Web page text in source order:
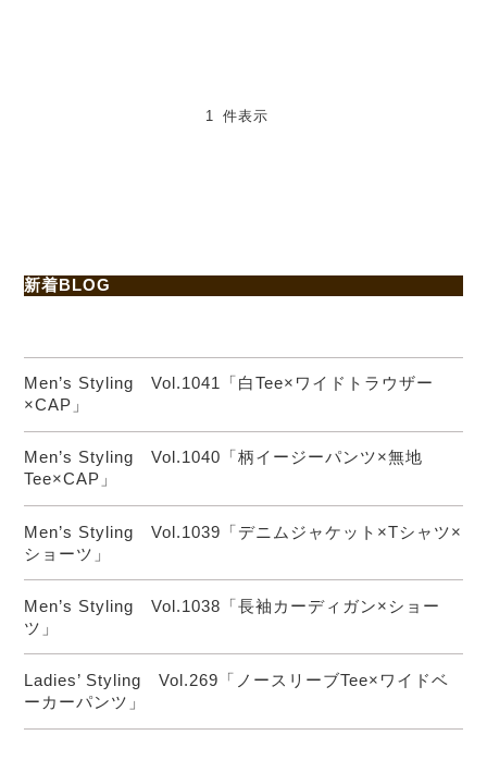
1 件表示
新着BLOG
Men’s Styling Vol.1041「白Tee×ワイドトラウザー
×CAP」
Men’s Styling Vol.1040「柄イージーパンツ×無地
Tee×CAP」
Men’s Styling Vol.1039「デニムジャケット×Tシャツ×
ショーツ」
Men’s Styling Vol.1038「長袖カーディガン×ショー
ツ」
Ladies’ Styling Vol.269「ノースリーブTee×ワイドベ
ーカーパンツ」